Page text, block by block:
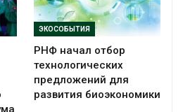
ЭКОСОБЫТИЯ
РНФ начал отбор
технологических
предложений для
развития биоэкономики